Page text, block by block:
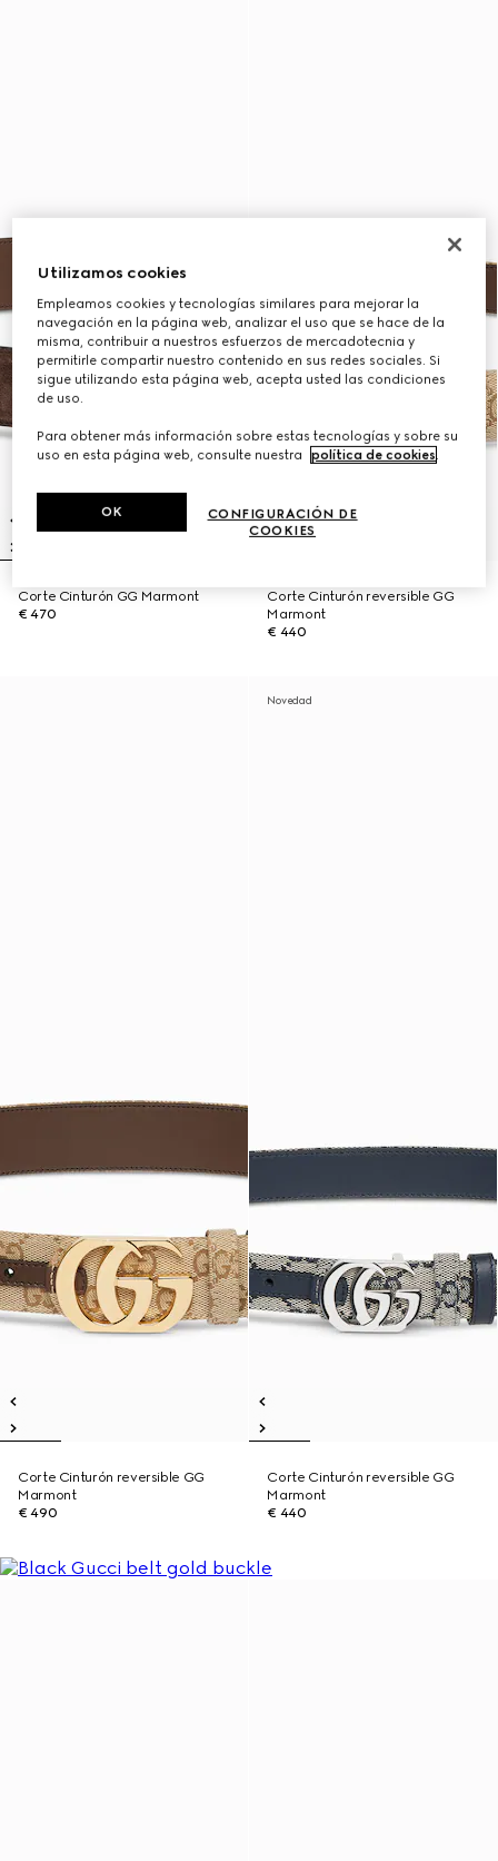
Corte Cinturón GG Marmont
€ 470
Corte Cinturón reversible GG
Marmont
€ 440
Corte Cinturón reversible GG
Marmont
€ 490
Novedad
Corte Cinturón reversible GG
Marmont
€ 440
Utilizamos cookies
Empleamos cookies y tecnologías similares para mejorar la
navegación en la página web, analizar el uso que se hace de la
misma, contribuir a nuestros esfuerzos de mercadotecnia y
permitirle compartir nuestro contenido en sus redes sociales. Si
sigue utilizando esta página web, acepta usted las condiciones
de uso.
Para obtener más información sobre estas tecnologías y sobre su
uso en esta página web, consulte nuestra
política de cookies.
CONFIGURACIÓN DE
COOKIES
OK